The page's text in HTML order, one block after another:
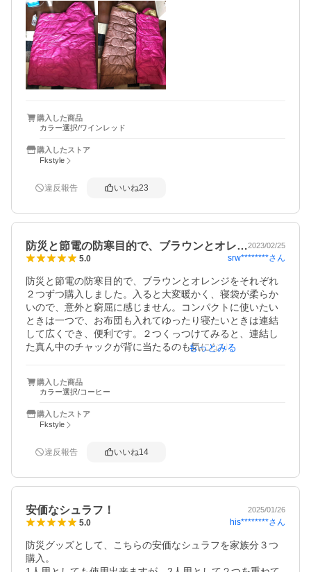
こちらの商品、安価な点が購入の決め手です。基本的にそ
こまで低い気温の中使用することはないだろうと思うと、
高額なアウトドアブランドのものは不要かな、と。
また、カラーもかわいいので、子供ウケも良かったです。
購入の時点では、連結ができる点も良いかなと思いました
が、実際の使用では、我が家はあまり連結は活躍しなさそ
う、、、けど、姉妹が楽しくキャンプごっこするには楽し
もしもの時の掛け布団、寝床そのものになど、冬場は安心
材料になりそうです！
写真は、1枚を全て広げたときと、2つ連結のときのもの
で。参考になさって頂ければ！
購入した商品
カラー選択/ワインレッド
購入したストア
Fkstyle
違反報告 いいね23
防災と節電の防寒目的で、ブラウンとオレ…2023/02/25
5.0 srw********さん
防災と節電の防寒目的で、ブラウンとオレンジをそれぞれ
２つずつ購入しました。入ると大変暖かく、寝袋が柔らか
いので、意外と窮屈に感じません。コンパクトに使いたい
ときは一つで、お布団も入れてゆったり寝たいときは連結
して広くでき、便利です。２つくっつけてみると、連結し
た真ん中のチャックが背に当たるのも気になりませんでし
たたんで丸めて袋にいれるときは、太目のゴム紐で片方止
めておくと入れやすいです。チャックは、一つだけ幅狭く
なって引っかかりがあり、マイナスドライバーで広げて、
調整しスムーズに動くようになりました。収納も、やや嵩
なりしまいやすいです。匂いもほとんどなく、取り出して
で、家族分も検討中です。価格も手頃でとてもおすすめな
もっとみる
購入した商品
カラー選択/コーヒー
購入したストア
Fkstyle
違反報告 いいね14
安価なシュラフ！ 2025/01/26
5.0 his********さん
防災グッズとして、こちらの安価なシュラフを家族分３つ
購入。